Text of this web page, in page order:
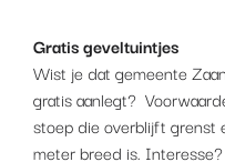
Gratis geveltuintjes
Wist je dat gemeente
gratis aanlegt?
stoep die overblijft grenst
meter breed is.